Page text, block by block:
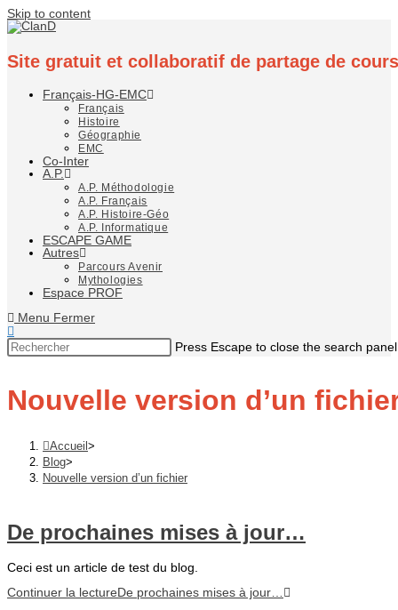
Skip to content
Site gratuit et collaboratif de partage de
Français-HG-EMC
Français
Histoire
Géographie
EMC
Co-Inter
A.P.
A.P. Méthodologie
A.P. Français
A.P. Histoire-Géo
A.P. Informatique
ESCAPE GAME
Autres
Parcours Avenir
Mythologies
Espace PROF
Menu Fermer
Press Escape to close the search
Nouvelle version d’un
Accueil >
Blog>
Nouvelle version d’un fichier
De prochaines mises à jour…
Ceci est un article de test du blog.
Continuer la lectureDe prochaines mises à jour…